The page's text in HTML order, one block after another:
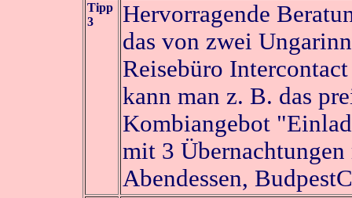
Tipp
3
Hervorragende
das von zwei
Reisebüro
kann man z. B. das
Kombiangebot
mit 3
Abendessen,